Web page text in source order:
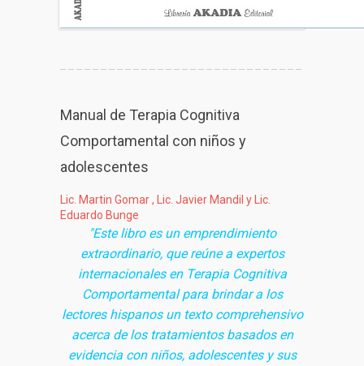
Manual de Terapia Cognitiva
Comportamental con niños y
adolescentes
Lic. Martin Gomar , Lic. Javier Mandil y Lic.
Eduardo Bunge
"Este libro es un emprendimiento
extraordinario, que reúne a expertos
internacionales en Terapia Cognitiva
Comportamental para brindar a los
lectores hispanos un texto comprehensivo
acerca de los tratamientos basados en
evidencia con niños, adolescentes y sus